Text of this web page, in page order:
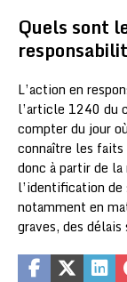
Quels sont
L’action en
l’article 1240 du
compter du jour
connaître les
donc à partir de
l’identification de
notamment en
graves, des